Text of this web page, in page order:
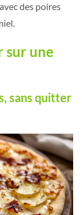
des poires
sur une
sans quitter